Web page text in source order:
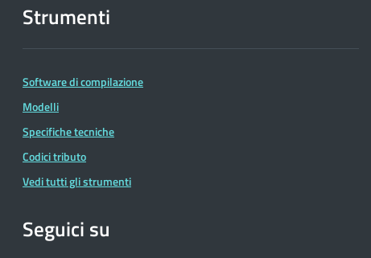
Strumenti
Software di compilazione
Modelli
Specifiche tecniche
Codici tributo
Vedi tutti gli strumenti
Seguici su